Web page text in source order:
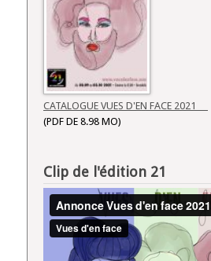
CATALOGUE VUES D'EN FACE 2021
(PDF DE 8.98 MO)
Clip de l'édition 21